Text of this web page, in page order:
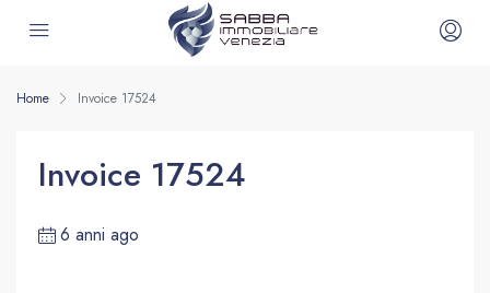
Home Invoice 17524
Invoice 17524
6 anni ago